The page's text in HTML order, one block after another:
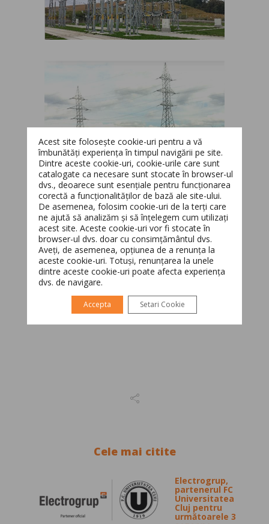
Cele mai citite
Electrogrup,
partenerul FC
Universitatea
Cluj pentru
următoarele 3
Switch The Language
Română English
Acest site folosește cookie-uri pentru a vă
îmbunătăți experiența în timpul navigării pe site.
Dintre aceste cookie-uri, cookie-urile care sunt
catalogate ca necesare sunt stocate în browser-ul
dvs., deoarece sunt esențiale pentru funcționarea
corectă a funcționalităților de bază ale site-ului.
De asemenea, folosim cookie-uri de la terți care
ne ajută să analizăm și să înțelegem cum utilizați
acest site. Aceste cookie-uri vor fi stocate în
browser-ul dvs. doar cu consimțământul dvs.
Aveți, de asemenea, opțiunea de a renunța la
aceste cookie-uri. Totuși, renunțarea la unele
dintre aceste cookie-uri poate afecta experiența
dvs. de navigare.
Accepta Setari Cookie